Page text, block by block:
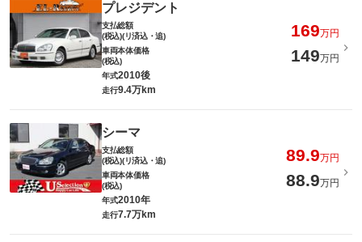
プレジデント
支払総額
(税込)(リ済込・追)
169万円
車両本体価格
(税込)
149万円
年式2010後
走行9.4万km
シーマ
支払総額
(税込)(リ済込・追)
89.9万円
車両本体価格
(税込)
88.9万円
年式2010年
走行7.7万km